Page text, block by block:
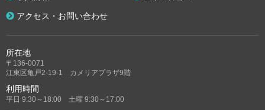
所在地
〒136-0071
江東区亀戸2-19-1 カメリアプラザ9階
利用時間
平日 9:30～18:00 土曜 9:30～17:00
アクセス・お問い合わせ